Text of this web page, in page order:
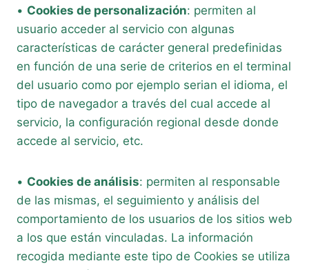
• Cookies de personalización: permiten al
usuario acceder al servicio con algunas
características de carácter general predefinidas
en función de una serie de criterios en el terminal
del usuario como por ejemplo serian el idioma, el
tipo de navegador a través del cual accede al
servicio, la configuración regional desde donde
accede al servicio, etc.
• Cookies de análisis: permiten al responsable
de las mismas, el seguimiento y análisis del
comportamiento de los usuarios de los sitios web
a los que están vinculadas. La información
recogida mediante este tipo de Cookies se utiliza